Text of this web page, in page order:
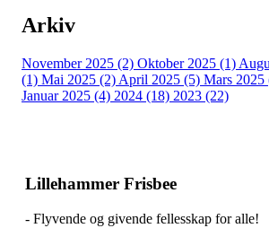
Arkiv
November 2025 (2) Oktober 2025 (1)
(1) Mai 2025 (2) April 2025 (5) Mars 2025
Januar 2025 (4) 2024 (18) 2023 (22)
Lillehammer Frisbee
- Flyvende og givende fellesskap for alle!